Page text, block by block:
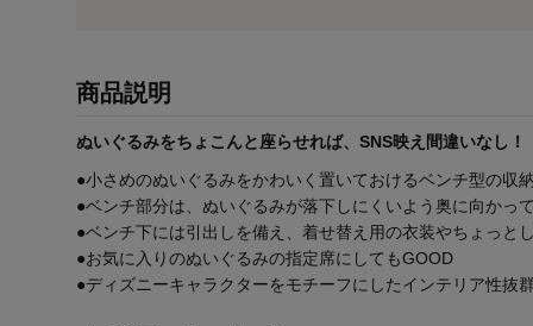
商品説明
ぬいぐるみをちょこんと座らせれば、SNS映え間違いなし！
●小さめのぬいぐるみをかわいく置いておけるベンチ型の収
●ベンチ部分は、ぬいぐるみが落下しにくいよう奥に向かっ
●ベンチ下には引出しを備え、着せ替え用の衣装やちょっと
●お気に入りのぬいぐるみの指定席にしてもGOOD
●ディズニーキャラクターをモチーフにしたインテリア性抜